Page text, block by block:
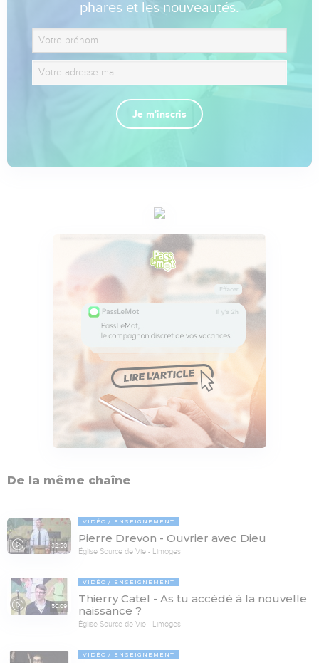
phares et les nouveautés.
Je m'inscris
De la même chaîne
32:50
VIDÉO ENSEIGNEMENT
Pierre Drevon - Ouvrier avec Dieu
Église Source de Vie - Limoges
50:09
VIDÉO ENSEIGNEMENT
Thierry Catel - As tu accédé à la nouvelle
naissance ?
Église Source de Vie - Limoges
VIDÉO ENSEIGNEMENT